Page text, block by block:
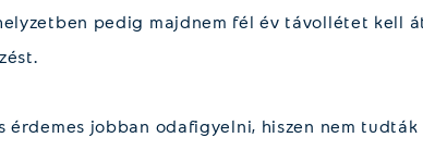
pedig majdnem fél év távollétet kell
érdemes jobban odafigyelni, hiszen nem tudták